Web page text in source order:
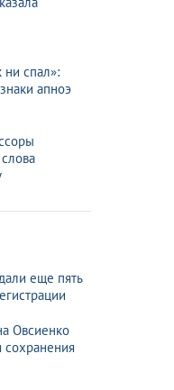
ни спал»:
апноэ
еще пять
Овсиенко
сохранения